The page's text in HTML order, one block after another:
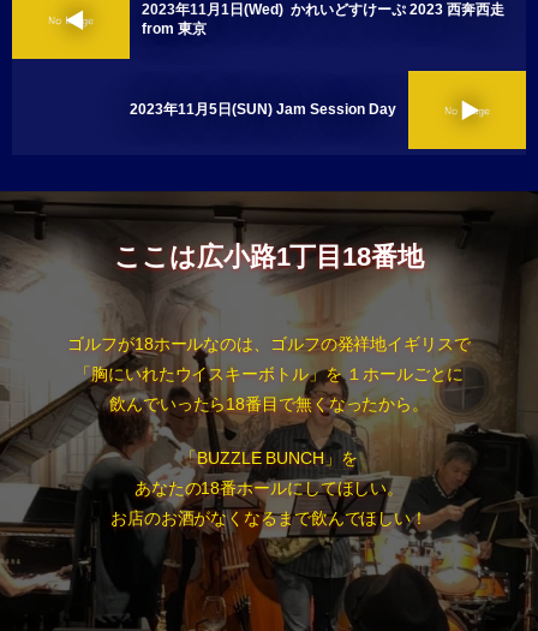
2023年11月1日(Wed) かれいどすけーぷ 2023 西奔西走
from 東京
2023年11月5日(SUN) Jam Session Day
ここは広小路1丁目18番地
ゴルフが18ホールなのは、ゴルフの発祥地イギリスで
「胸にいれたウイスキーボトル」を １ホールごとに
飲んでいったら18番目で無くなったから。
「BUZZLE BUNCH」を
あなたの18番ホールにしてほしい。
お店のお酒がなくなるまで飲んでほしい！